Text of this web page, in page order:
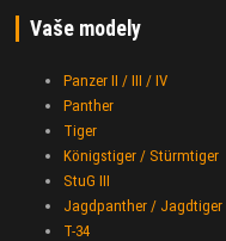
Vaše modely
Panzer II / III / IV
Panther
Tiger
Königstiger / Stürmtiger
StuG III
Jagdpanther / Jagdtiger
T-34